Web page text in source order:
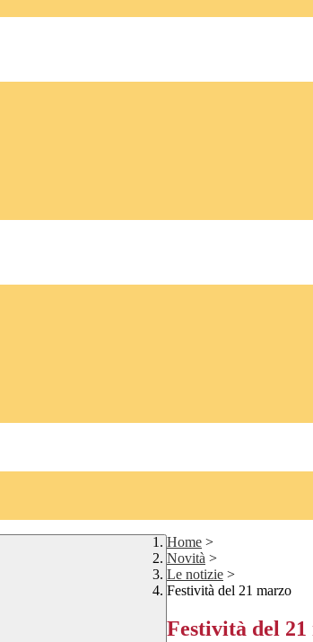
Home >
Novità >
Le notizie >
Festività del 21 marzo
Festività del 21